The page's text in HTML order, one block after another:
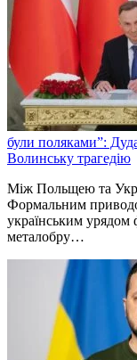
були поляками”:
Волинську трагедію
Між Польщею та
Формальним
українським урядом
металобру…